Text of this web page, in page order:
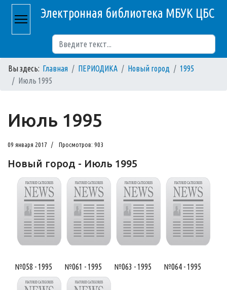
Электронная библиотека МБУК ЦБС
Вы здесь: Главная ПЕРИОДИКА Новый город
1995
Июль 1995
Июль 1995
09 января 2017 Просмотров: 903
Новый город - Июль 1995
№058 - 1995 №061 - 1995 №063 - 1995 №064 - 1995